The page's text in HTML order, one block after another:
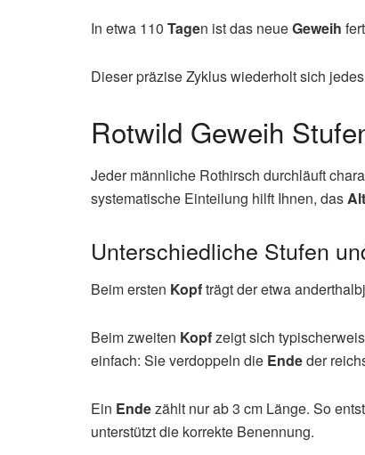
In etwa 110 Tagen ist das neueGeweih
Dieser präzise Zyklus wiederholt sich jedes
Rotwild Geweih
Jeder männliche Rothirsch durchläuft
systematische Einteilung hilft Ihnen, das
Unterschiedliche Stufen
Beim ersten Kopfträgt der etwa
Beim zweiten Kopfzeigt sich
einfach: Sie verdoppeln die Endeder
Ein Endezählt nur ab 3 cm Länge. So
unterstützt die korrekte Benennung.